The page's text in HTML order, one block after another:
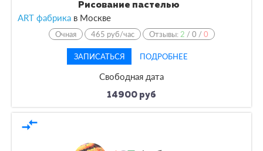
Рисование пастелью
ART фабрика в Москве
Очная 465 руб/час Отзывы: 2 /0 /0
ЗАПИСАТЬСЯ ПОДРОБНЕЕ
Свободная дата
14900 руб
compare_arrows